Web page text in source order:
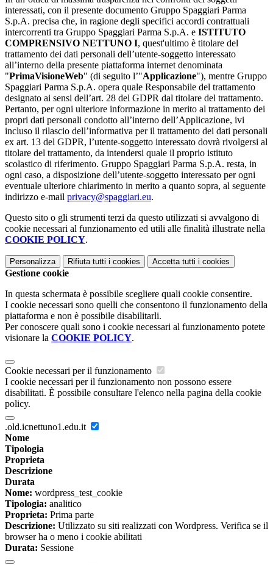
interessati, con il presente documento Gruppo Spaggiari Parma
S.p.A. precisa che, in ragione degli specifici accordi contrattuali
intercorrenti tra Gruppo Spaggiari Parma S.p.A. e ISTITUTO
COMPRENSIVO NETTUNO I, quest'ultimo è titolare del
trattamento dei dati personali dell’utente-soggetto interessato
all’interno della presente piattaforma internet denominata
"PrimaVisioneWeb" (di seguito l’"Applicazione"), mentre Gruppo
Spaggiari Parma S.p.A. opera quale Responsabile del trattamento
designato ai sensi dell’art. 28 del GDPR dal titolare del trattamento.
Pertanto, per ogni ulteriore informazione in merito al trattamento dei
propri dati personali condotto all’interno dell’Applicazione, ivi
incluso il rilascio dell’informativa per il trattamento dei dati personali
ex art. 13 del GDPR, l’utente-soggetto interessato dovrà rivolgersi al
titolare del trattamento, da intendersi quale il proprio istituto
scolastico di riferimento. Gruppo Spaggiari Parma S.p.A. resta, in
ogni caso, a disposizione dell’utente-soggetto interessato per ogni
eventuale ulteriore chiarimento in merito a quanto sopra, al seguente
indirizzo e-mail privacy@spaggiari.eu.
Questo sito o gli strumenti terzi da questo utilizzati si avvalgono di
cookie necessari al funzionamento ed utili alle finalità illustrate nella
COOKIE POLICY.
Personalizza Rifiuta tutti i cookies Accetta tutti i cookies
Gestione cookie
In questa schermata è possibile scegliere quali cookie consentire.
I cookie necessari sono quelli che consentono il funzionamento della
piattaforma e non è possibile disabilitarli.
Per conoscere quali sono i cookie necessari al funzionamento potete
visionare la COOKIE POLICY.
Cookie necessari per il funzionamento
I cookie necessari per il funzionamento non possono essere
disabilitati. È possibile consultare l'elenco nella pagina della cookie
policy.
.old.icnettuno1.edu.it
Nome
Tipologia
Proprieta
Descrizione
Durata
Nome: wordpress_test_cookie
Tipologia: analitico
Proprieta: Prima parte
Descrizione: Utilizzato su siti realizzati con Wordpress. Verifica se il
browser ha o meno i cookie abilitati
Durata: Sessione